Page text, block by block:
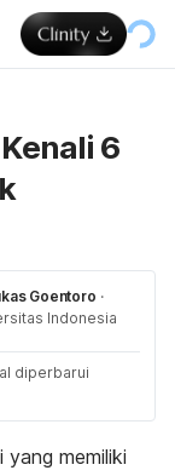
6
Goentoro ·
Indonesia
diperbarui
yang memiliki